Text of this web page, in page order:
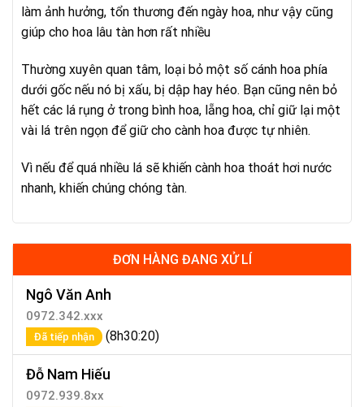
làm ảnh hưởng, tổn thương đến ngày hoa, như vậy cũng
giúp cho hoa lâu tàn hơn rất nhiều
Thường xuyên quan tâm, loại bỏ một số cánh hoa phía
dưới gốc nếu nó bị xấu, bị dập hay héo. Bạn cũng nên bỏ
hết các lá rụng ở trong bình hoa, lẵng hoa, chỉ giữ lại một
vài lá trên ngọn để giữ cho cành hoa được tự nhiên.
Vì nếu để quá nhiều lá sẽ khiến cành hoa thoát hơi nước
nhanh, khiến chúng chóng tàn.
ĐƠN HÀNG ĐANG XỬ LÍ
Ngô Văn Anh
0972.342.xxx
Đã tiếp nhận (8h30:20)
Đỗ Nam Hiếu
0972.939.8xx